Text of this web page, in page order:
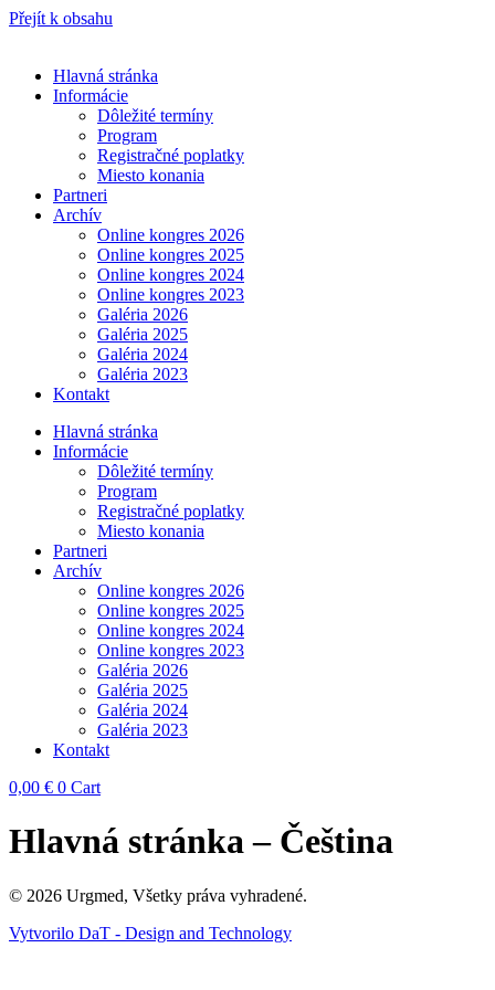
Přejít k obsahu
Hlavná stránka
Informácie
Dôležité termíny
Program
Registračné poplatky
Miesto konania
Partneri
Archív
Online kongres 2026
Online kongres 2025
Online kongres 2024
Online kongres 2023
Galéria 2026
Galéria 2025
Galéria 2024
Galéria 2023
Kontakt
Hlavná stránka
Informácie
Dôležité termíny
Program
Registračné poplatky
Miesto konania
Partneri
Archív
Online kongres 2026
Online kongres 2025
Online kongres 2024
Online kongres 2023
Galéria 2026
Galéria 2025
Galéria 2024
Galéria 2023
Kontakt
0,00 € 0 Cart
Hlavná stránka – Čeština
© 2026 Urgmed, Všetky práva vyhradené.
Vytvorilo DaT - Design and Technology